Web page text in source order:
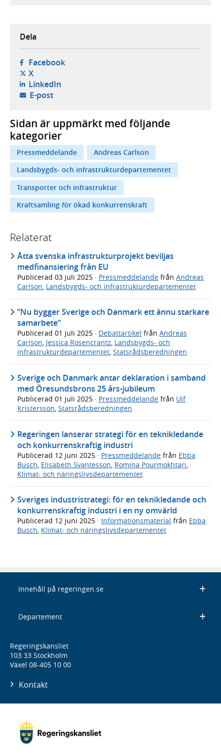
Dela
Facebook- öppnas i ny flik, extern webbplats,
X- öppnas i ny flik, extern webbplats,
LinkedIn- öppnas i ny flik, extern webbplats,
E-post- öppnar din e-postklient,
Sidan är uppmärkt med följande
kategorier
Pressmeddelande
Andreas Carlson
Landsbygds- och infrastrukturdepartementet
Transporter och infrastruktur
Kraftsamling för ökad konkurrenskraft
Relaterat
Åtta svenska infrastrukturprojekt beviljas
medfinansiering från EU
Publicerad 03 juli 2025 · Pressmeddelande från Andreas
Carlson Landsbygds- och infrastrukturdepartementet
”Nu bygger Sverige och Danmark ett ännu starkare
samarbete”
Publicerad 01 juli 2025 · Debattartikel från Andreas
Carlson, Jessica Rosencrantz, Landsbygds- och
infrastrukturdepartementet, Statsrådsberedningen
Sverige och Danmark antar deklaration i samband
med Öresundsbrons 25 års-jubileum
Publicerad 01 juli 2025 · Pressmeddelande från Ulf
Kristersson, Statsrådsberedningen
Regeringen lanserar strategi för en teknikledande
och konkurrenskraftig industri
Publicerad 12 juni 2025 · Pressmeddelande från Ebba
Busch Elisabeth Svantesson Romina Pourmokhtari
Klimat- och näringslivsdepartementet
Sveriges industristrategi: för en teknikledande och
konkurrenskraftig industri i en ny omvärld
Publicerad 12 juni 2025 · Informationsmaterial från Ebba
Busch, Klimat- och näringslivsdepartementet
Innehåll på regeringen.se
Departement
Regeringskansliet
103 33 Stockholm
Växel 08-405 10 00
Kontakt